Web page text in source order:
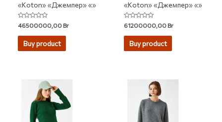
«Koton» «Джемпер» «»
Rated
0
out
46500000,00Br
Buy product
«Koton» «Джемпер» «»
Rated
0
out
61200000,00Br
Buy product